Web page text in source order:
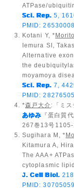
ATPase/
Sci. Rep. 5,
PMID: 26530008
Kotani Y, *
Iemura SI,
Alternative
the
moyamoya
Sci. Rep. 7,
PMID: 28276505
*森戸大介:「ミス
あゆみ 『蛋白質
267巻13号
Sugihara M, *
Kitamura A,
The AAA+
cytoplasmic
J. Cell Biol.
PMID: 30705059